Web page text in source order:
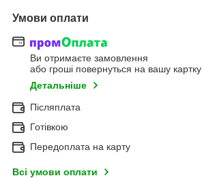
Умови оплати
Ви отримаєте замовлення
або гроші повернуться на вашу картку
Детальніше
Післяплата
Готівкою
Передоплата на карту
Всі умови оплати